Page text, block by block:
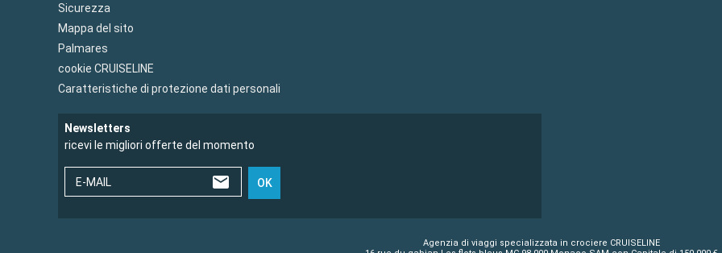
Sicurezza
Mappa del sito
Palmares
cookie CRUISELINE
Caratteristiche di protezione dati personali
Newsletters
ricevi le migliori offerte del momento
E-MAIL OK
Agenzia di viaggi specializzata in crociere CRUISELINE